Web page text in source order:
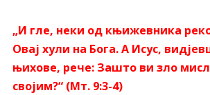
„И гле, неки од књижевника
Овај хули на Бога. А Исус,
њихове, рече: Зашто ви зло
својим?“ (Мт. 9:3-4)